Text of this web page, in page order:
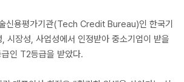
술신용평가기관(Tech Credit Bureau)인 한국기
시장성, 사업성에서 인정받아 중소기업이 받을
인 T2등급을 받았다.